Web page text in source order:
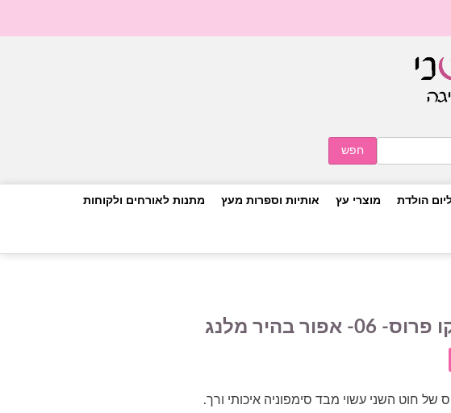
הולדת מוצרי עץ אותיות וספרות מעץ מתנות לאורחים ולקוחות
אפור בהיר מלנג
של חוט השני עשוי מבד סימפוניה איכותי ורך.